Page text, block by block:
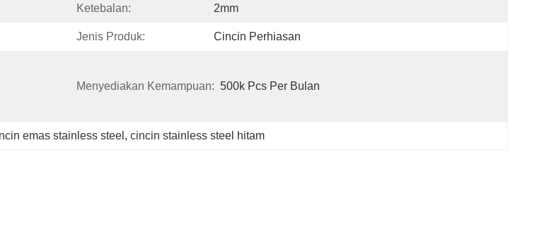
Ketebalan: 2mm
Jenis Produk: Cincin Perhiasan
Menyediakan Kemampuan: 500k Pcs Per Bulan
emas stainless steel , cincin stainless steel hitam